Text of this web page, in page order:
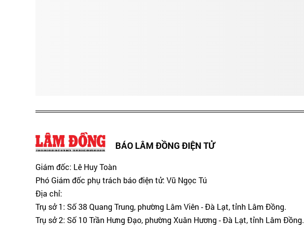
BÁO LÂM ĐỒNG ĐIỆN TỬ
Giám đốc: Lê Huy Toàn
Phó Giám đốc phụ trách báo điện tử: Vũ Ngọc Tú
Địa chỉ:
Trụ sở 1: Số 38 Quang Trung, phường Lâm Viên - Đà Lạt, tỉnh Lâm Đồng.
Trụ sở 2: Số 10 Trần Hưng Đạo, phường Xuân Hương - Đà Lạt, tỉnh Lâm Đồng.